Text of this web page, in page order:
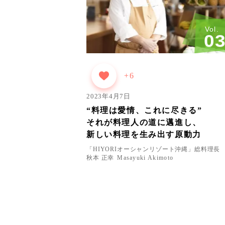
Vol.
0
+6
2023年4月7日
“料理は愛情、これに尽きる”
それが料理人の道に邁進し、
新しい料理を生み出す原動力
「HIYORIオーシャンリゾート沖縄」総料理長
秋本 正幸 Masayuki Akimoto